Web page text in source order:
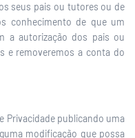
seus pais ou tutores ou de
conhecimento de que um
a autorização dos pais ou
e removeremos a conta do
Privacidade publicando uma
modificação que possa